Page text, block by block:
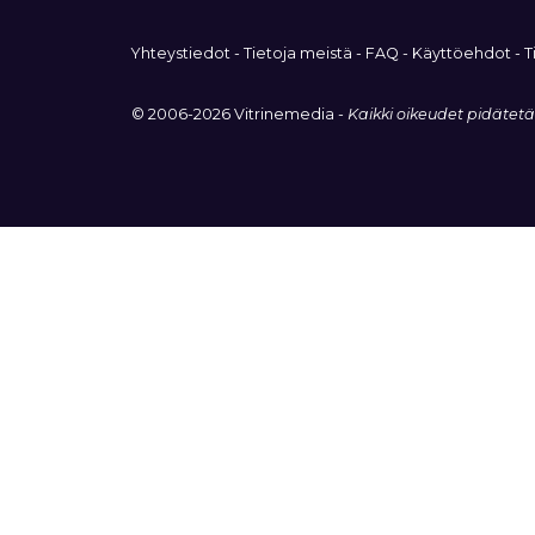
Yhteystiedot- Tietoja meistä - FAQ - Käyttöehdot-
© 2006-2026 Vitrinemedia - Kaikki oikeudet